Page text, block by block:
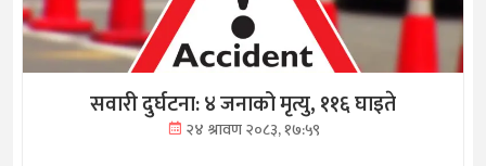
सवारी दुर्घटना: ४ जनाको मृत्यु, ११६ घाइते
२४ श्रावण २०८३, १७:५९